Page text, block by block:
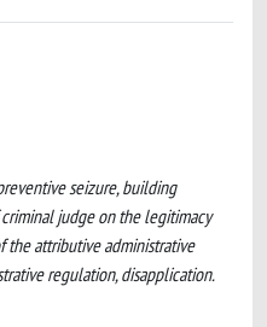
seizure, building
judge on the legitimacy
the attributive administrative
regulation, disapplication.